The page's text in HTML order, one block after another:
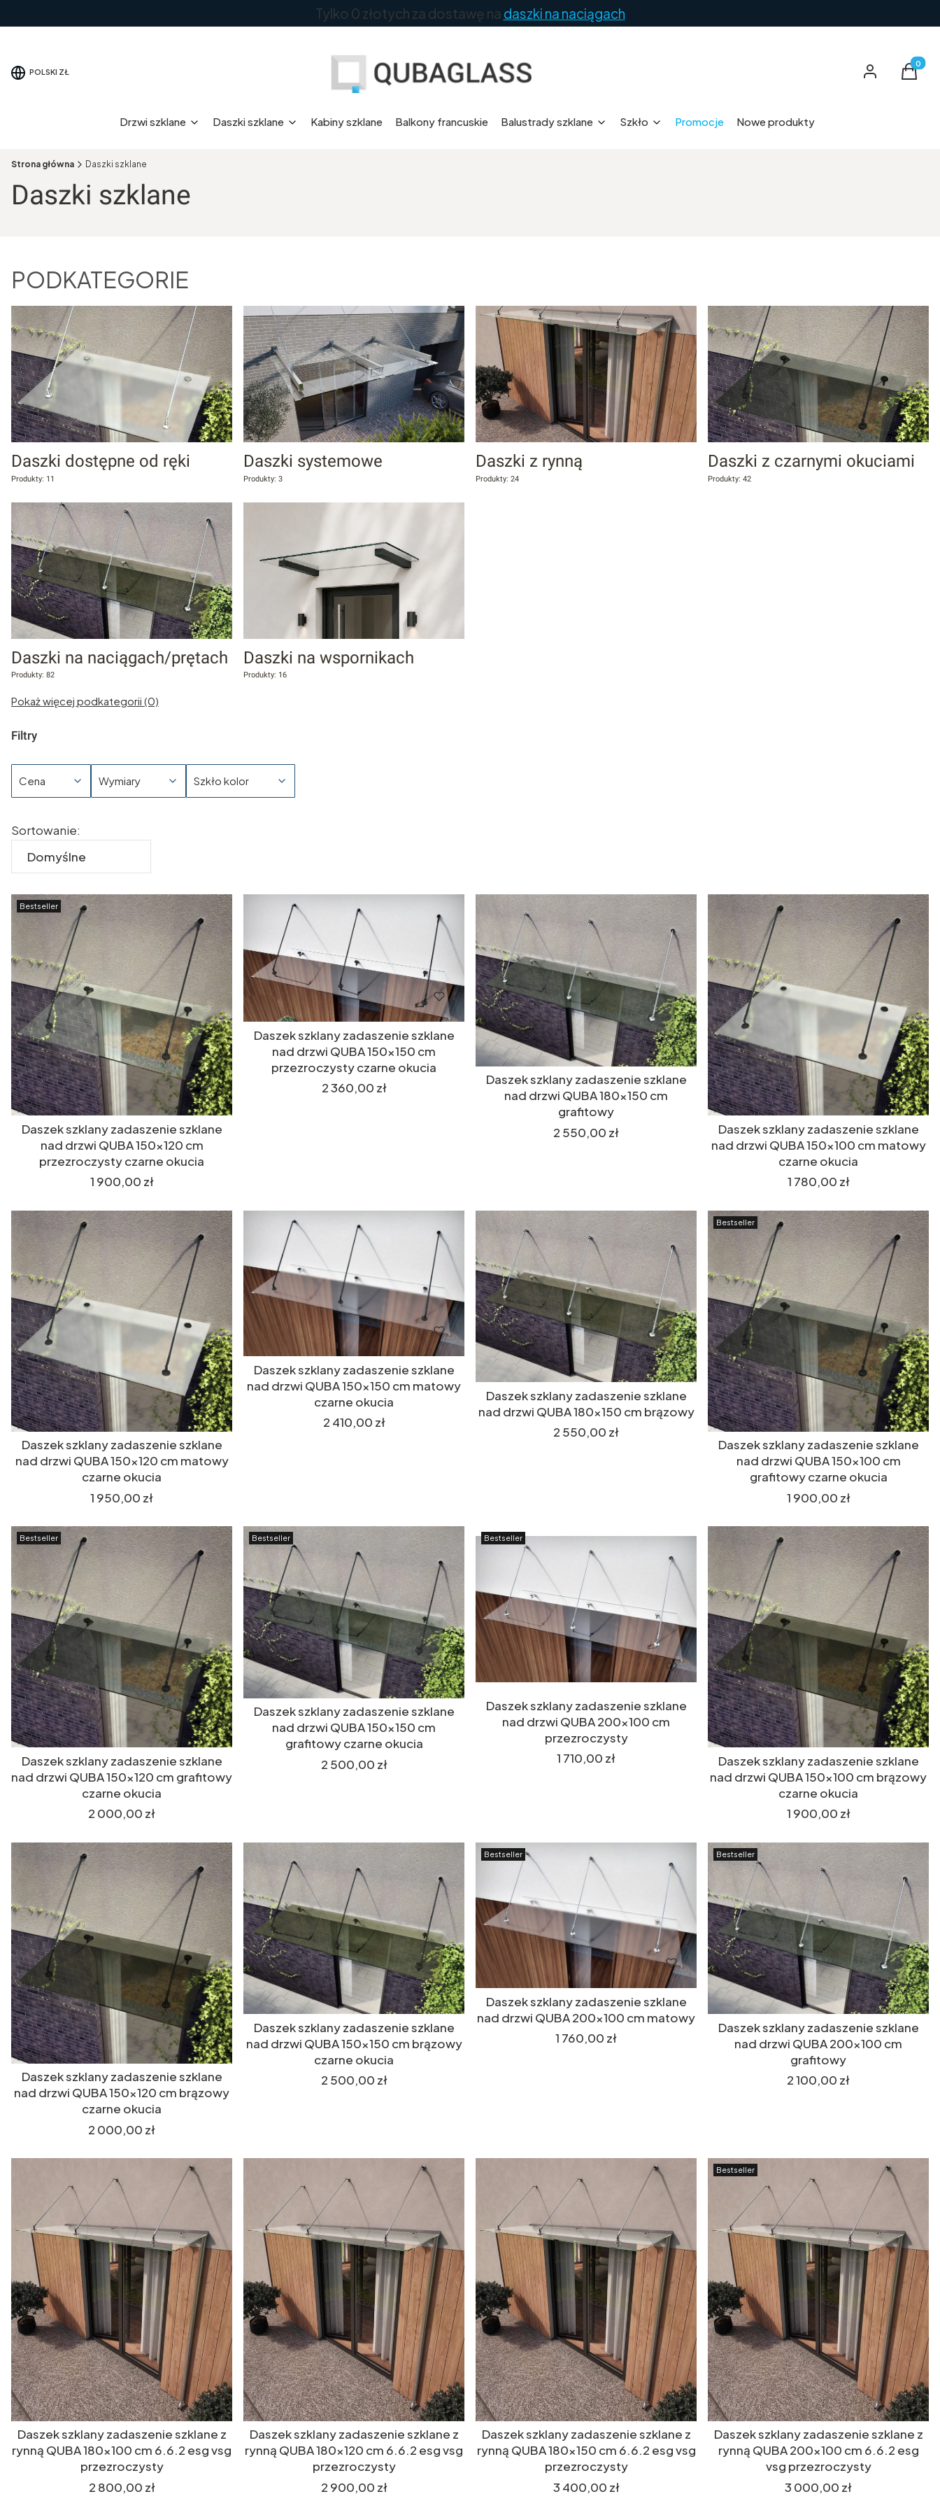
Tylko 0 złotych za dostawę na daszki na naciągach
POLSKI ZŁ Zaloguj sięKoszyk
Drzwi szklane Daszki szklane Kabiny szklane Balkony francuskie Balustrady szklane Szkło Promocje Nowe produkty
Strona główna Daszki szklane
Daszki szklane
PODKATEGORIE
Daszki dostępne od ręki
Produkty: 11
Daszki systemowe
Produkty: 3
Daszki z rynną
Produkty: 24
Daszki z czarnymi okuciami
Produkty: 42
Daszki na naciągach/prętach
Produkty: 82
Daszki na wspornikach
Produkty: 16
Pokaż więcej podkategorii (0)
Filtry
Cena Wymiary Szkło kolor
Lista produktów
Sortowanie:
Domyślne
Bestseller
Daszek szklany zadaszenie szklane
nad drzwi QUBA 150x120 cm
przezroczysty czarne okucia
Cena
1 900,00 zł
Daszek szklany zadaszenie szklane
nad drzwi QUBA 150x150 cm
przezroczysty czarne okucia
Cena
2 360,00 zł
Daszek szklany zadaszenie szklane
nad drzwi QUBA 180x150 cm
grafitowy
Cena
2 550,00 zł
Daszek szklany zadaszenie szklane
nad drzwi QUBA 150x100 cm matowy
czarne okucia
Cena
1 780,00 zł
Daszek szklany zadaszenie szklane
nad drzwi QUBA 150x120 cm matowy
czarne okucia
Cena
1 950,00 zł
Daszek szklany zadaszenie szklane
nad drzwi QUBA 150x150 cm matowy
czarne okucia
Cena
2 410,00 zł
Daszek szklany zadaszenie szklane
nad drzwi QUBA 180x150 cm brązowy
Cena
2 550,00 zł
Bestseller
Daszek szklany zadaszenie szklane
nad drzwi QUBA 150x100 cm
grafitowy czarne okucia
Cena
1 900,00 zł
Bestseller
Daszek szklany zadaszenie szklane
nad drzwi QUBA 150x120 cm grafitowy
czarne okucia
Cena
2 000,00 zł
Bestseller
Daszek szklany zadaszenie szklane
nad drzwi QUBA 150x150 cm
grafitowy czarne okucia
Cena
2 500,00 zł
Bestseller
Daszek szklany zadaszenie szklane
nad drzwi QUBA 200x100 cm
przezroczysty
Cena
1 710,00 zł
Daszek szklany zadaszenie szklane
nad drzwi QUBA 150x100 cm brązowy
czarne okucia
Cena
1 900,00 zł
Daszek szklany zadaszenie szklane
nad drzwi QUBA 150x120 cm brązowy
czarne okucia
Cena
2 000,00 zł
Daszek szklany zadaszenie szklane
nad drzwi QUBA 150x150 cm brązowy
czarne okucia
Cena
2 500,00 zł
Bestseller
Daszek szklany zadaszenie szklane
nad drzwi QUBA 200x100 cm matowy
Cena
1 760,00 zł
Bestseller
Daszek szklany zadaszenie szklane
nad drzwi QUBA 200x100 cm
grafitowy
Cena
2 100,00 zł
Daszek szklany zadaszenie szklane z
rynną QUBA 180x100 cm 6.6.2 esg vsg
przezroczysty
Cena
2 800,00 zł
Daszek szklany zadaszenie szklane z
rynną QUBA 180x120 cm 6.6.2 esg vsg
przezroczysty
Cena
2 900,00 zł
Daszek szklany zadaszenie szklane z
rynną QUBA 180x150 cm 6.6.2 esg vsg
przezroczysty
Cena
3 400,00 zł
Bestseller
Daszek szklany zadaszenie szklane z
rynną QUBA 200x100 cm 6.6.2 esg
vsg przezroczysty
Cena
3 000,00 zł